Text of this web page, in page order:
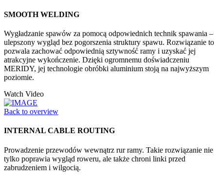
SMOOTH WELDING
Wygładzanie spawów za pomocą odpowiednich technik spawania –
ulepszony wygląd bez pogorszenia struktury spawu. Rozwiązanie to
pozwala zachować odpowiednią sztywność ramy i uzyskać jej
atrakcyjne wykończenie. Dzięki ogromnemu doświadczeniu
MERIDY, jej technologie obróbki aluminium stoją na najwyższym
poziomie.
Watch Video
Back to overview
INTERNAL CABLE ROUTING
Prowadzenie przewodów wewnątrz rur ramy. Takie rozwiązanie nie
tylko poprawia wygląd roweru, ale także chroni linki przed
zabrudzeniem i wilgocią.